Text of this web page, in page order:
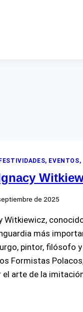
FESTIVIDADES,
de 2025
Witkiewicz,
más
pintor, filósofo
Formistas
el arte de la